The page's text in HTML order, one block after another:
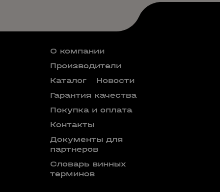
О компании
Производители
Каталог
Новости
Гарантия качества
Покупка и оплата
Контакты
Документы для
партнеров
Словарь винных
терминов